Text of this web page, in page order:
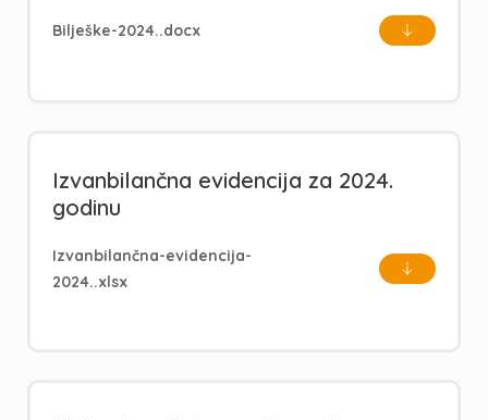
Bilješke-2024..docx
Izvanbilančna evidencija za 2024.
godinu
Izvanbilančna-evidencija-
2024..xlsx